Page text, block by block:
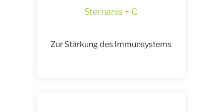
Sternanis + C
Zur Stärkung des Immunsystems